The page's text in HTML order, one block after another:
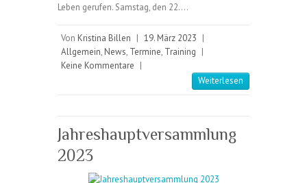
Leben gerufen. Samstag, den 22.…
Von Kristina Billen | 19. März 2023 |
Allgemein, News, Termine, Training |
Keine Kommentare |
Weiterlesen
Jahreshauptversammlung
2023